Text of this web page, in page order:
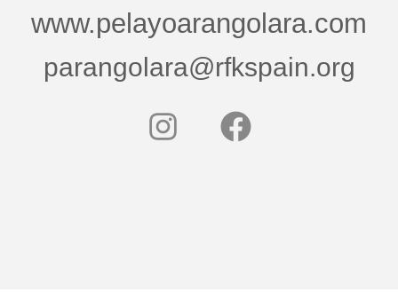
www.pelayoarangolara.com
parangolara@rfkspain.org